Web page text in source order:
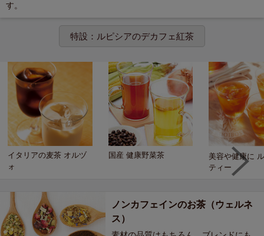
す。
特設：ルピシアのデカフェ紅茶
イタリアの麦茶 オルヅ
ォ
国産 健康野菜茶
美容や健康に
ティー
ノンカフェインのお茶（ウェルネ
ス）